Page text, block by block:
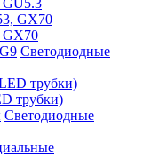
GX70
Светодиодные
трубки)
Светодиодные